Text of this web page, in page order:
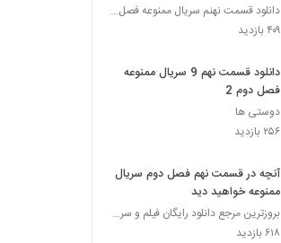
دانلود قسمت نهنم سریال ممنوعه فصل دوم
۴۰۹ بازدید
دانلود قسمت نهم 9 سریال ممنوعه
فصل دوم 2
دوستی ها
۲۵۶ بازدید
آنچه در قسمت نهم فصل دوم سریال
ممنوعه خواهید دید
بروزترین مرجع دانلود رایگان فیلم و سریال ایرانی
۶۱۸ بازدید